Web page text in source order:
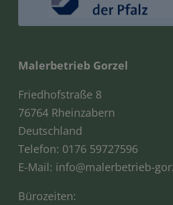
Malerbetrieb Gorzel
Friedhofstraße 8
76764 Rheinzabern
Deutschland
Telefon: 0176 59727596
E-Mail: info@malerbetrieb-
Bürozeiten: